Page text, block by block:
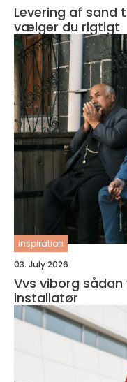
Levering af sand
vælger du rigtigt
inspiration
03. July 2026
Vvs viborg sådan vælger du den rigtige
installatør